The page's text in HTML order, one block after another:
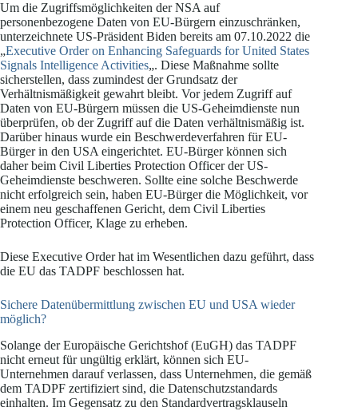
Um die Zugriffsmöglichkeiten der NSA auf
personenbezogene Daten von EU-Bürgern einzuschränken,
unterzeichnete US-Präsident Biden bereits am 07.10.2022 die
„Executive Order on Enhancing Safeguards for United States
Signals Intelligence Activities„. Diese Maßnahme sollte
sicherstellen, dass zumindest der Grundsatz der
Verhältnismäßigkeit gewahrt bleibt. Vor jedem Zugriff auf
Daten von EU-Bürgern müssen die US-Geheimdienste nun
überprüfen, ob der Zugriff auf die Daten verhältnismäßig ist.
Darüber hinaus wurde ein Beschwerdeverfahren für EU-
Bürger in den USA eingerichtet. EU-Bürger können sich
daher beim Civil Liberties Protection Officer der US-
Geheimdienste beschweren. Sollte eine solche Beschwerde
nicht erfolgreich sein, haben EU-Bürger die Möglichkeit, vor
einem neu geschaffenen Gericht, dem Civil Liberties
Protection Officer, Klage zu erheben.
Diese Executive Order hat im Wesentlichen dazu geführt, dass
die EU das TADPF beschlossen hat.
Sichere Datenübermittlung zwischen EU und USA wieder
möglich?
Solange der Europäische Gerichtshof (EuGH) das TADPF
nicht erneut für ungültig erklärt, können sich EU-
Unternehmen darauf verlassen, dass Unternehmen, die gemäß
dem TADPF zertifiziert sind, die Datenschutzstandards
einhalten. Im Gegensatz zu den Standardvertragsklauseln